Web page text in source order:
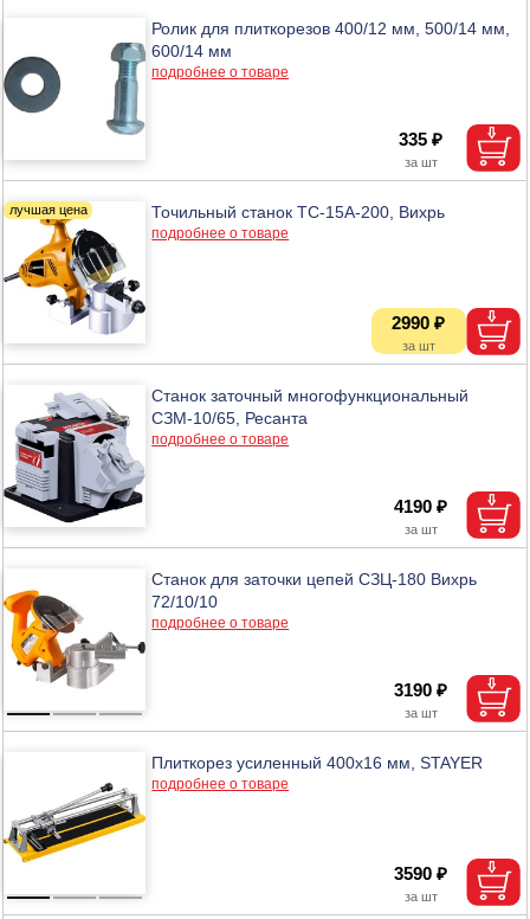
Ролик для плиткорезов 400/12 мм, 500/14 мм,
600/14 мм
подробнее о товаре
335 ₽
Точильный станок ТС-15А-200, Вихрь
подробнее о товаре
2990 ₽
Станок заточный многофункциональный
СЗМ-10/65, Ресанта
подробнее о товаре
4190 ₽
Станок для заточки цепей СЗЦ-180 Вихрь
72/10/10
подробнее о товаре
3190 ₽
Плиткорез усиленный 400х16 мм, STAYER
подробнее о товаре
3590 ₽